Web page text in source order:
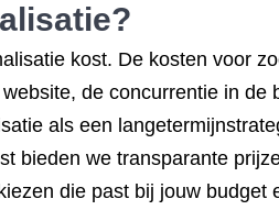
kost. De kosten voor
de concurrentie in
als een
bieden we transparante
die past bij jouw